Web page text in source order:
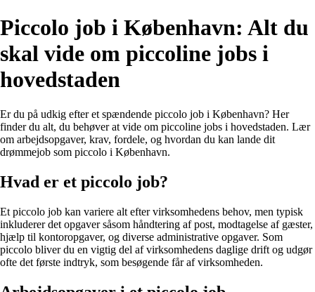
Piccolo job i København: Alt du
skal vide om piccoline jobs i
hovedstaden
Er du på udkig efter et spændende piccolo job i København? Her
finder du alt, du behøver at vide om piccoline jobs i hovedstaden. Lær
om arbejdsopgaver, krav, fordele, og hvordan du kan lande dit
drømmejob som piccolo i København.
Hvad er et piccolo job?
Et piccolo job kan variere alt efter virksomhedens behov, men typisk
inkluderer det opgaver såsom håndtering af post, modtagelse af gæster,
hjælp til kontoropgaver, og diverse administrative opgaver. Som
piccolo bliver du en vigtig del af virksomhedens daglige drift og udgør
ofte det første indtryk, som besøgende får af virksomheden.